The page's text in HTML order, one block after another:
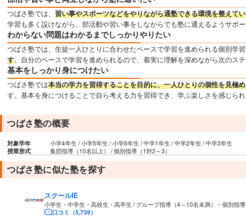
つばさ塾では、 習い事やスポーツなどをやりながら通塾できる環境を整えて
学習も多く設けながら、部活動や習い事をしながらでも塾に通えるようサポー
わからない問題はわかるまでしっかりやりたい
つばさ塾では、生徒一人ひとりに合わせたペースで学習を進められる個別学
す。自分のペースで学習を進められるので、着実に理解を深めながら次のステ
基本をしっかり身につけたい
つばさ塾では本当の学力を習得することを目的に、一人ひとりの個性を見極
す。基本を身につけることで自ら考える力を習得でき、学ぶ楽しさを感じられ
つばさ塾の概要
対象学年 小学4年生 / 小学5年生 / 小学6年生 / 中学1年生 / 中学2年生 / 中学3年生
授業形式 集団指導（10名以上） / 個別指導（1対2～3）
つばさ塾に似た塾を探す
スクールIE
小学生・中学生・高校生・高卒生 / グループ指導（4～10名未満）・個別指
口コミ（5,739）